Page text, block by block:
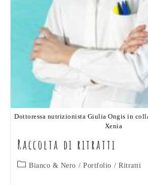
Dottoressa nutrizionista Giulia Ongis in
Xenia
Raccolta di ritratti
Categoria
Bianco & Nero / Portfolio / Ritratti